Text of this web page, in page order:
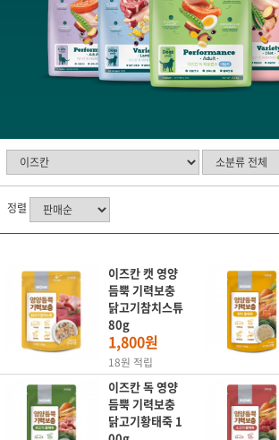
정렬
이즈칸 캣 영양
듬뿍 기력보충
닭고기참치스튜
80g
1,800원
18원 적립
이즈칸 독 영양
듬뿍 기력보충
닭고기황태죽 1